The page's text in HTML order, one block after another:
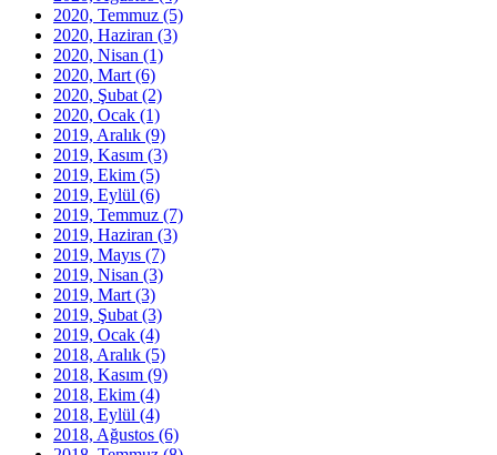
2020, Temmuz (5)
2020, Haziran (3)
2020, Nisan (1)
2020, Mart (6)
2020, Şubat (2)
2020, Ocak (1)
2019, Aralık (9)
2019, Kasım (3)
2019, Ekim (5)
2019, Eylül (6)
2019, Temmuz (7)
2019, Haziran (3)
2019, Mayıs (7)
2019, Nisan (3)
2019, Mart (3)
2019, Şubat (3)
2019, Ocak (4)
2018, Aralık (5)
2018, Kasım (9)
2018, Ekim (4)
2018, Eylül (4)
2018, Ağustos (6)